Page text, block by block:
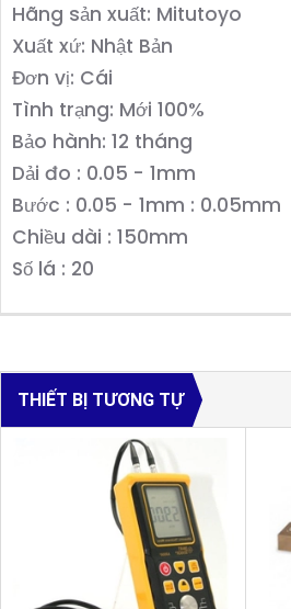
Hãng sản xuất: Mitutoyo
Xuất xứ: Nhật Bản
Đơn vị: Cái
Tình trạng: Mới 100%
Bảo hành: 12 tháng
Dải đo : 0.05 - 1mm
Bước : 0.05 - 1mm : 0.05mm
Chiều dài : 150mm
Số lá : 20
THIẾT BỊ TƯƠNG TỰ